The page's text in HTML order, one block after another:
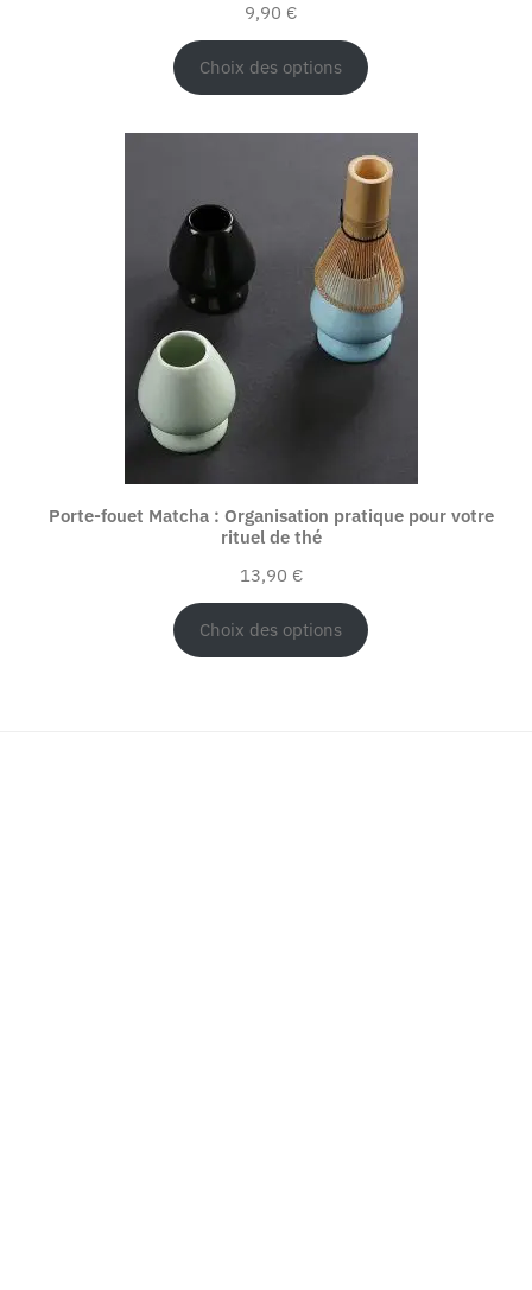
9,90 €
Choix des options
Porte-fouet Matcha : Organisation pratique pour votre
rituel de thé
13,90 €
Choix des options